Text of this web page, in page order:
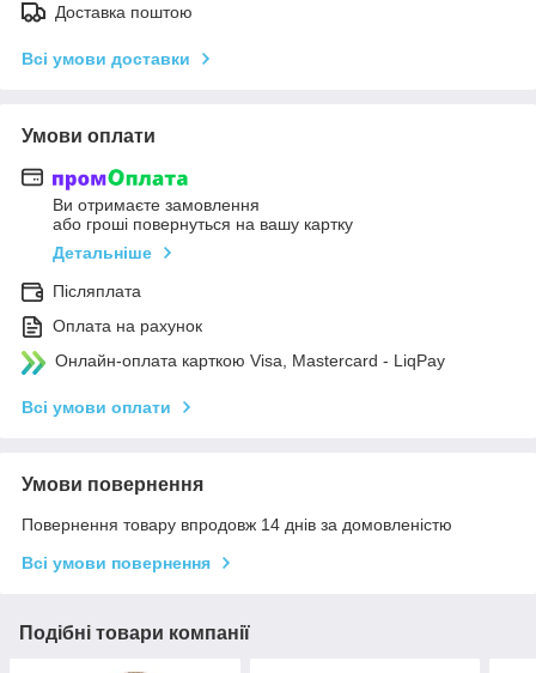
Доставка поштою
Всі умови доставки
Умови оплати
Ви отримаєте замовлення
або гроші повернуться на вашу картку
Детальніше
Післяплата
Оплата на рахунок
Онлайн-оплата карткою Visa, Mastercard - LiqPay
Всі умови оплати
Умови повернення
Повернення товару впродовж 14 днів за домовленістю
Всі умови повернення
Подібні товари компанії